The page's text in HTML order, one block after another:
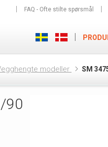
modeller SM
90
FAQ - Ofte stilte spørsmål